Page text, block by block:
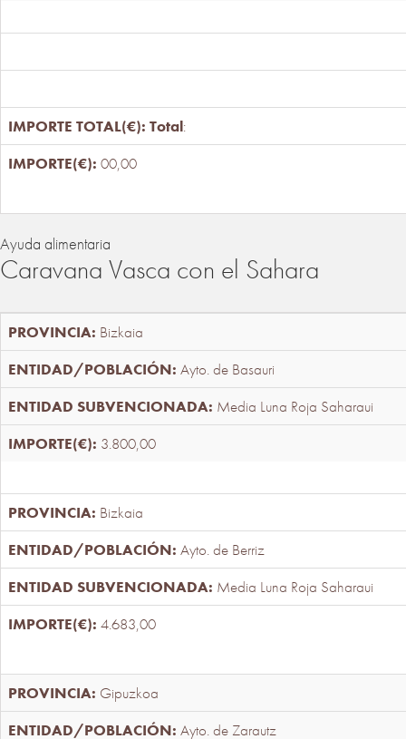
Total:
00,00
Ayuda alimentaria
Caravana Vasca con el Sahara
Bizkaia
Ayto. de Basauri
Media Luna Roja Saharaui
3.800,00
Bizkaia
Ayto. de Berriz
Media Luna Roja Saharaui
4.683,00
Gipuzkoa
Ayto. de Zarautz